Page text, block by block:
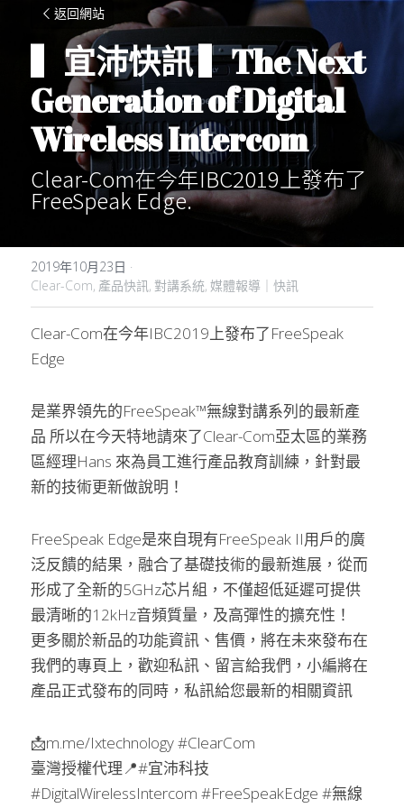
返回網站
▍宜沛快訊 ▍The Next
Generation of Digital
Wireless Intercom
Clear-Com在今年IBC2019上發布了
FreeSpeak Edge.
2019年10月23日 ·
Clear-Com, 產品快訊, 對講系統, 媒體報導｜快訊
Clear-Com在今年IBC2019上發布了FreeSpeak
Edge
是業界領先的FreeSpeak™無線對講系列的最新產
品 所以在今天特地請來了Clear-Com亞太區的業務
區經理Hans 來為員工進行產品教育訓練，針對最
新的技術更新做說明！
FreeSpeak Edge是來自現有FreeSpeak II用戶的廣
泛反饋的結果，融合了基礎技術的最新進展，從而
形成了全新的5GHz芯片組，不僅超低延遲可提供
最清晰的12kHz音頻質量，及高彈性的擴充性！
更多關於新品的功能資訊、售價，將在未來發布在
我們的專頁上，歡迎私訊、留言給我們，小編將在
產品正式發布的同時，私訊給您最新的相關資訊
📩m.me/Ixtechnology #ClearCom
臺灣授權代理📍#宜沛科技
#DigitalWirelessIntercom #FreeSpeakEdge #無線